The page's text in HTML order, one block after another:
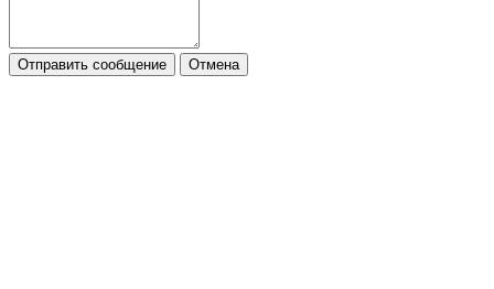
Отправить сообщение Отмена